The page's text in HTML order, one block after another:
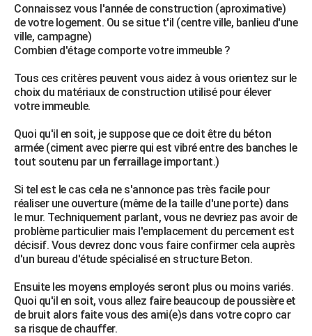
Connaissez vous l'année de construction (aproximative)
de votre logement. Ou se situe t'il (centre ville, banlieu d'une
ville, campagne)
Combien d'étage comporte votre immeuble ?
Tous ces critères peuvent vous aidez à vous orientez sur le
choix du matériaux de construction utilisé pour élever
votre immeuble.
Quoi qu'il en soit, je suppose que ce doit être du béton
armée (ciment avec pierre qui est vibré entre des banches le
tout soutenu par un ferraillage important.)
Si tel est le cas cela ne s'annonce pas très facile pour
réaliser une ouverture (même de la taille d'une porte) dans
le mur. Techniquement parlant, vous ne devriez pas avoir de
problème particulier mais l'emplacement du percement est
décisif. Vous devrez donc vous faire confirmer cela auprès
d'un bureau d'étude spécialisé en structure Beton.
Ensuite les moyens employés seront plus ou moins variés.
Quoi qu'il en soit, vous allez faire beaucoup de poussière et
de bruit alors faite vous des ami(e)s dans votre copro car
sa risque de chauffer.